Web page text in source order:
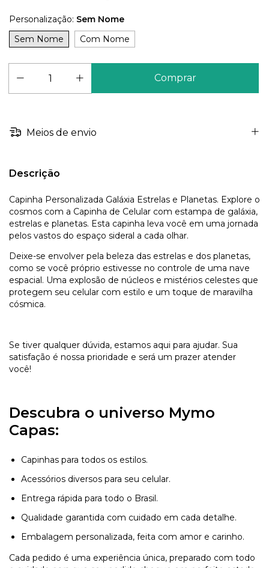
Personalização: Sem Nome
Sem Nome
Com Nome
Meios de envio
Descrição
Capinha Personalizada Galáxia Estrelas e Planetas. Explore o
cosmos com a Capinha de Celular com estampa de galáxia,
estrelas e planetas. Esta capinha leva você em uma jornada
pelos vastos do espaço sideral a cada olhar.
Deixe-se envolver pela beleza das estrelas e dos planetas,
como se você próprio estivesse no controle de uma nave
espacial. Uma explosão de núcleos e mistérios celestes que
protegem seu celular com estilo e um toque de maravilha
cósmica.
Se tiver qualquer dúvida, estamos aqui para ajudar. Sua
satisfação é nossa prioridade e será um prazer atender
você!
Descubra o universo Mymo
Capas:
Capinhas para todos os estilos.
Acessórios diversos para seu celular.
Entrega rápida para todo o Brasil.
Qualidade garantida com cuidado em cada detalhe.
Embalagem personalizada, feita com amor e carinho.
Cada pedido é uma experiência única, preparado com todo